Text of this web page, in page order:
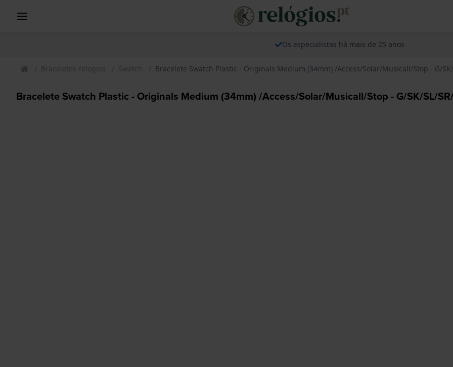
Os especialistas há mais de 25 anos
Braceletes relogios Swatch Bracelete Swatch Plastic - Originals Medium (34mm) /Access/Solar/Musicall/Stop - G/SK/
Bracelete Swatch Plastic - Originals Medium (34mm) /Access/Solar/Musicall/Stop - G/SK/SL/